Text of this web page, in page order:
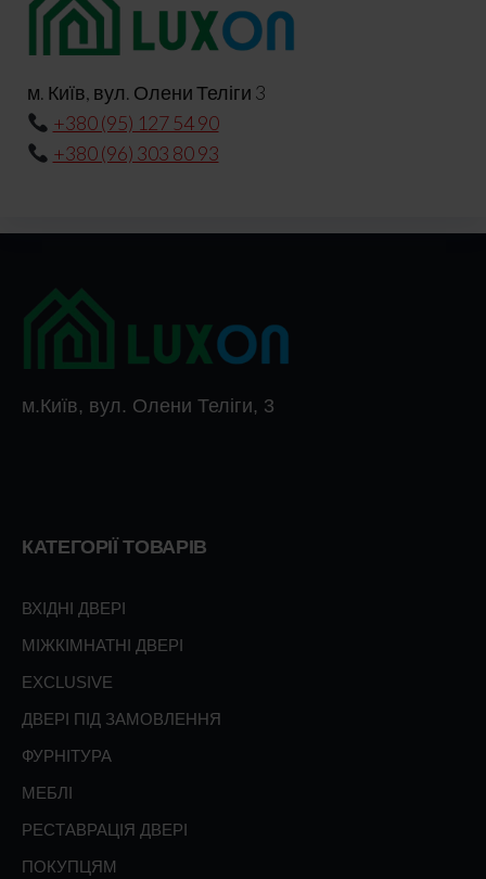
м. Київ, вул. Олени Теліги 3
+380 (95) 127 54 90
+380 (96) 303 80 93
м.Київ, вул. Олени Теліги, 3
КАТЕГОРІЇ ТОВАРІВ
ВХІДНІ ДВЕРІ
МІЖКІМНАТНІ ДВЕРІ
EXCLUSIVE
ДВЕРІ ПІД ЗАМОВЛЕННЯ
ФУРНІТУРА
МЕБЛІ
РЕСТАВРАЦІЯ ДВЕРІ
ПОКУПЦЯМ